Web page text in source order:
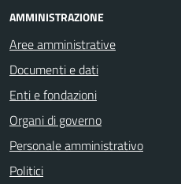
AMMINISTRAZIONE
Aree amministrative
Documenti e dati
Enti e fondazioni
Organi di governo
Personale amministrativo
Politici